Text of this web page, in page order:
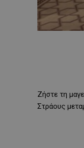
Ζήστε τη
Στράους